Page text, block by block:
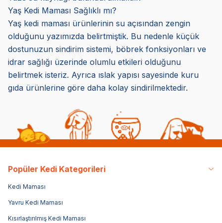
Yaş Kedi Maması Sağlıklı mı?
Yaş kedi maması ürünlerinin su açısından zengin
olduğunu yazımızda belirtmiştik. Bu nedenle küçük
dostunuzun sindirim sistemi, böbrek fonksiyonları ve
idrar sağlığı üzerinde olumlu etkileri olduğunu
belirtmek isteriz. Ayrıca ıslak yapısı sayesinde kuru
gıda ürünlerine göre daha kolay sindirilmektedir.
Popüler Kedi Kategorileri
Kedi Maması
Yavru Kedi Maması
Kısırlaştırılmış Kedi Maması